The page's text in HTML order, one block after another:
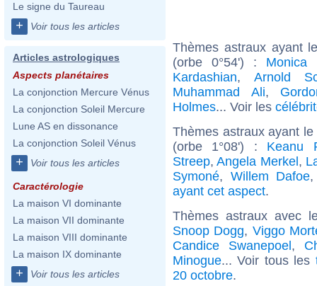
Le signe du Taureau
+ Voir tous les articles
Articles astrologiques
Aspects planétaires
La conjonction Mercure Vénus
La conjonction Soleil Mercure
Lune AS en dissonance
La conjonction Soleil Vénus
+ Voir tous les articles
Caractérologie
La maison VI dominante
La maison VII dominante
La maison VIII dominante
La maison IX dominante
+ Voir tous les articles
Thèmes astraux ayant
(orbe 0°54') : Monica
Kardashian, Arnold
Muhammad Ali,
Holmes... Voir les
Thèmes astraux ayant
(orbe 1°08') : Keanu
Streep,Angela Merkel,
Symoné, Willem Dafoe
ayant cet aspect.
Thèmes astraux avec
Snoop Dogg, Viggo
Candice Swanepoel,
Minogue... Voir tous les
20 octobre.